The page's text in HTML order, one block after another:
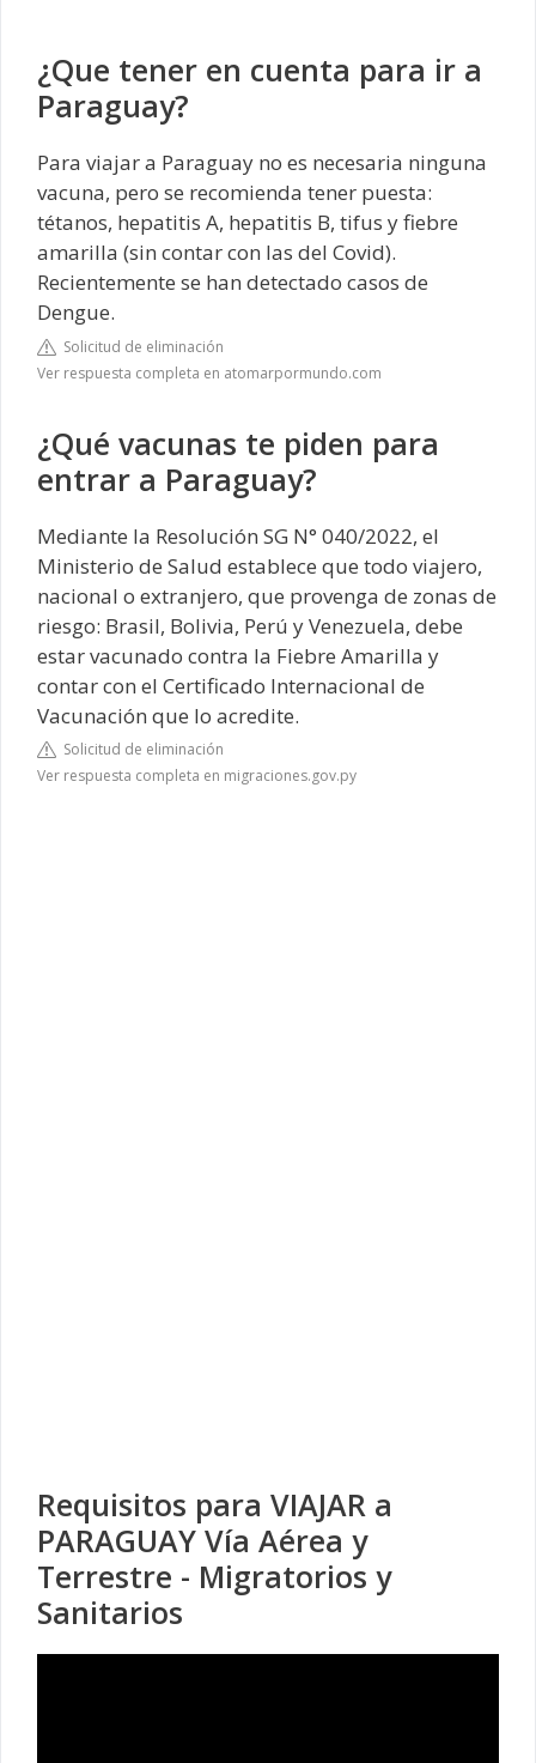
¿Que tener en cuenta para ir a
Paraguay?
Para viajar a Paraguay no es necesaria ninguna
vacuna, pero se recomienda tener puesta:
tétanos, hepatitis A, hepatitis B, tifus y fiebre
amarilla (sin contar con las del Covid).
Recientemente se han detectado casos de
Dengue.
Solicitud de eliminación
Ver respuesta completa en atomarpormundo.com
¿Qué vacunas te piden para
entrar a Paraguay?
Mediante la Resolución SG N° 040/2022, el
Ministerio de Salud establece que todo viajero,
nacional o extranjero, que provenga de zonas de
riesgo: Brasil, Bolivia, Perú y Venezuela, debe
estar vacunado contra la Fiebre Amarilla y
contar con el Certificado Internacional de
Vacunación que lo acredite.
Solicitud de eliminación
Ver respuesta completa en migraciones.gov.py
Requisitos para VIAJAR a
PARAGUAY Vía Aérea y
Terrestre - Migratorios y
Sanitarios